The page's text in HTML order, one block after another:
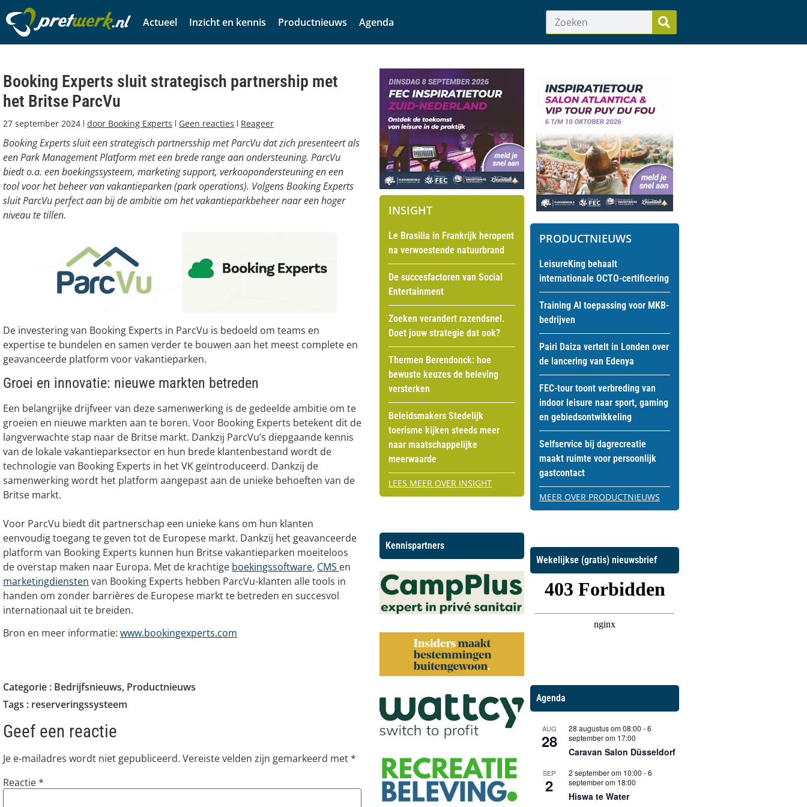
Actueel Inzicht en kennis Productnieuws Agenda
Booking Experts sluit strategisch partnership met
het Britse ParcVu
27 september 2024 door Booking Experts Geen reacties Reageer
Booking Experts sluit een strategisch partnersship met ParcVu dat zich presenteert als
een Park Management Platform met een brede range aan ondersteuning. ParcVu
biedt o.a. een boekingssysteem, marketing support, verkoopondersteuning en een
tool voor het beheer van vakantieparken (park operations). Volgens Booking Experts
sluit ParcVu perfect aan bij de ambitie om het vakantieparkbeheer naar een hoger
niveau te tillen.
De investering van Booking Experts in ParcVu is bedoeld om teams en
expertise te bundelen en samen verder te bouwen aan het meest complete en
geavanceerde platform voor vakantieparken.
Groei en innovatie: nieuwe markten betreden
Een belangrijke drijfveer van deze samenwerking is de gedeelde ambitie om te
groeien en nieuwe markten aan te boren. Voor Booking Experts betekent dit de
langverwachte stap naar de Britse markt. Dankzij ParcVu’s diepgaande kennis
van de lokale vakantieparksector en hun brede klantenbestand wordt de
technologie van Booking Experts in het VK geïntroduceerd. Dankzij de
samenwerking wordt het platform aangepast aan de unieke behoeften van de
Britse markt.
Voor ParcVu biedt dit partnerschap een unieke kans om hun klanten
eenvoudig toegang te geven tot de Europese markt. Dankzij het geavanceerde
platform van Booking Experts kunnen hun Britse vakantieparken moeiteloos
de overstap maken naar Europa. Met de krachtige boekingssoftware, CMS en
marketingdiensten van Booking Experts hebben ParcVu-klanten alle tools in
handen om zonder barrières de Europese markt te betreden en succesvol
internationaal uit te breiden.
Bron en meer informatie: www.bookingexperts.com
Categorie : Bedrijfsnieuws, Productnieuws
Tags : reserveringssysteem
Geef een reactie
Je e-mailadres wordt niet gepubliceerd. Vereiste velden zijn gemarkeerd met*
Reactie*
INSIGHT
Le Brasilia in Frankrijk heropent
na verwoestende natuurbrand
De succesfactoren van Social
Entertainment
Zoeken verandert razendsnel.
Doet jouw strategie dat ook?
Thermen Berendonck: hoe
bewuste keuzes de beleving
versterken
Beleidsmakers Stedelijk
toerisme kijken steeds meer
naar maatschappelijke
meerwaarde
LEES MEER OVER INSIGHT
Kennispartners
PRODUCTNIEUWS
LeisureKing behaalt
internationale OCTO-certificering
Training AI toepassing voor MKB-
bedrijven
Pairi Daiza vertelt in Londen over
de lancering van Edenya
FEC-tour toont verbreding van
indoor leisure naar sport, gaming
en gebiedsontwikkeling
Selfservice bij dagrecreatie
maakt ruimte voor persoonlijk
gastcontact
MEER OVER PRODUCTNIEUWS
Wekelijkse (gratis) nieuwsbrief
Agenda
AUG
28
28 augustus om 08:00 -6
september om 17:00
Caravan Salon Düsseldorf
SEP
2
2 september om 10:00 -6
september om 18:00
Hiswa te Water